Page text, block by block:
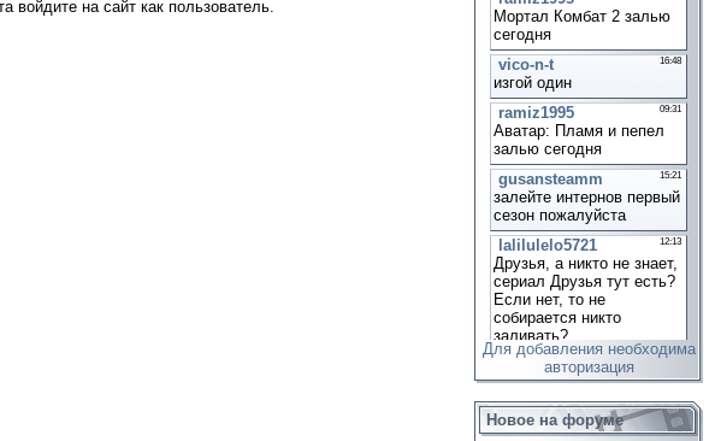
войдите на сайт как пользователь.
Для добавления необходима
авторизация
Новое на форуме